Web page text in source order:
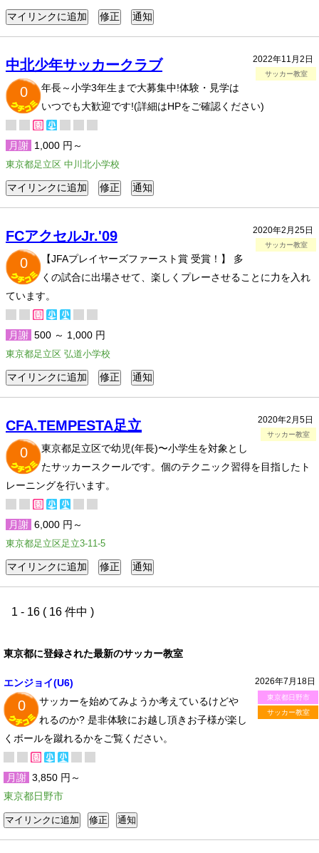
2022年11月2日
サッカー教室
中北少年サッカークラブ
0
年長～小学3年生まで大募集中!体験・見学は
いつでも大歓迎です!(詳細はHPをご確認ください)
月謝 1,000 円～
東京都足立区 中川北小学校
2020年2月25日
サッカー教室
FCアクセルJr.'09
0
【JFAプレイヤーズファースト賞 受賞！】 多
くの試合に出場させて、楽しくプレーさせることに力を入れ
ています。
月謝 500 ～ 1,000 円
東京都足立区 弘道小学校
2020年2月5日
サッカー教室
CFA.TEMPESTA足立
0
東京都足立区で幼児(年長)〜小学生を対象とし
たサッカースクールです。個のテクニック習得を目指したト
レーニングを行います。
月謝 6,000 円～
東京都足立区足立3-11-5
1 - 16 ( 16 件中 )
東京都に登録された最新のサッカー教室
2026年7月18日
東京都日野市
サッカー教室
エンジョイ(U6)
0
サッカーを始めてみようか考えているけどや
れるのか? 是非体験にお越し頂きお子様が楽し
くボールを蹴れるかをご覧ください。
月謝 3,850 円～
東京都日野市